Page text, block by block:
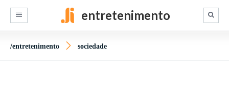
entretenimento
/entretenimento sociedade